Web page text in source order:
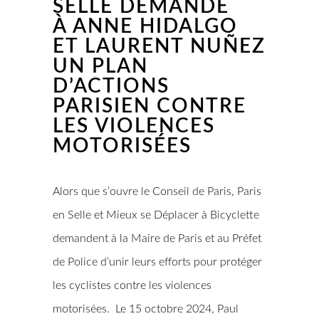
SELLE DEMANDE
À ANNE HIDALGO
ET LAURENT NUÑEZ
UN PLAN
D’ACTIONS
PARISIEN CONTRE
LES VIOLENCES
MOTORISÉES
Alors que s’ouvre le Conseil de Paris, Paris
en Selle et Mieux se Déplacer à Bicyclette
demandent à la Maire de Paris et au Préfet
de Police d’unir leurs efforts pour protéger
les cyclistes contre les violences
motorisées. Le 15 octobre 2024, Paul